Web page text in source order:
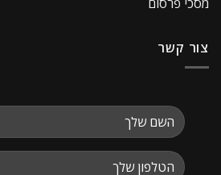
צור קשר